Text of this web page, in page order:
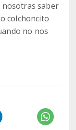
nosotras saber
colchoncito
no nos